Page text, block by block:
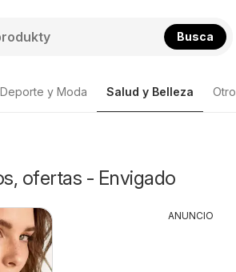
Busca
Deporte y Moda Salud y Belleza
ofertas - Envigado
ANUNCIO